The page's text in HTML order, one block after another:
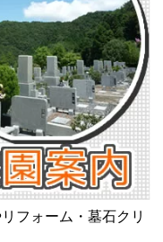
フォーム・墓石クリ